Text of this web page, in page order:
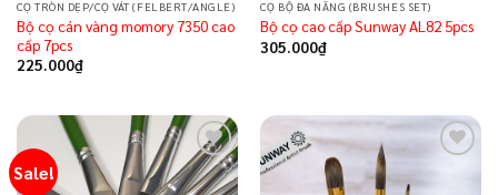
CỌ TRÒN DẸP/CỌ VÁT (FELBERT/ANGLE)
Bộ cọ cán vàng momory 7350 cao
cấp 7pcs
225.000₫
CỌ BỘ ĐA NĂNG (BRUSHES SET)
Bộ cọ cao cấp Sunway AL82 5pcs
305.000₫
Sale!
Add to
wishlist